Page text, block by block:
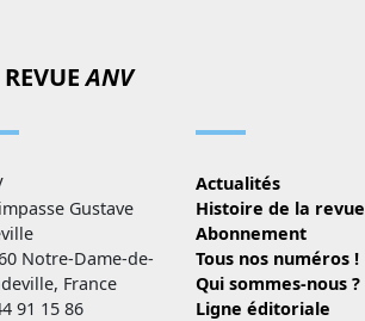
ANV
Gustave
Notre-Dame-de-
France
91 15 86
Actualités
Histoire de la revue
Abonnement
Tous nos numéros !
Qui sommes-nous ?
Ligne éditoriale